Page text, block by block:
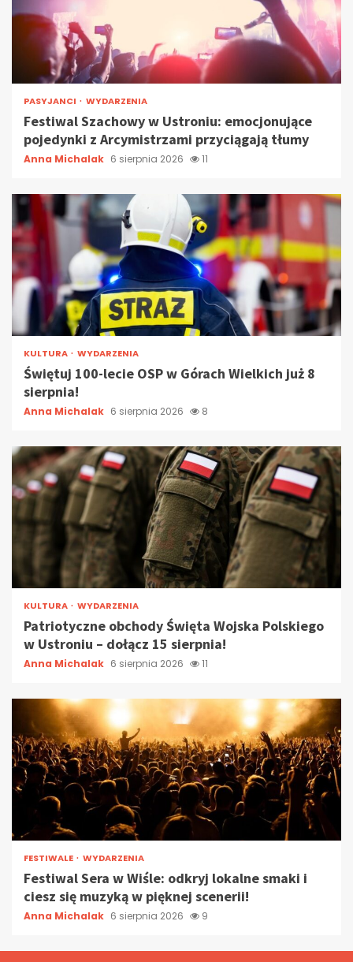
PASYJANCI WYDARZENIA
Festiwal Szachowy w Ustroniu: emocjonujące
pojedynki z Arcymistrzami przyciągają tłumy
Anna Michalak 6 sierpnia 2026 11
KULTURA WYDARZENIA
Świętuj 100-lecie OSP w Górach Wielkich już 8
sierpnia!
Anna Michalak 6 sierpnia 2026 8
KULTURA WYDARZENIA
Patriotyczne obchody Święta Wojska Polskiego
w Ustroniu – dołącz 15 sierpnia!
Anna Michalak 6 sierpnia 2026 11
FESTIWALE WYDARZENIA
Festiwal Sera w Wiśle: odkryj lokalne smaki i
ciesz się muzyką w pięknej scenerii!
Anna Michalak 6 sierpnia 2026 9